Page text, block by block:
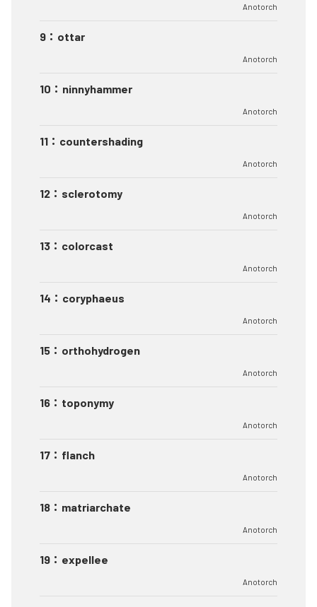
Anotorch
9 ： ottar
Anotorch
10 ： ninnyhammer
Anotorch
11 ： countershading
Anotorch
12 ： sclerotomy
Anotorch
13 ： colorcast
Anotorch
14 ： coryphaeus
Anotorch
15 ： orthohydrogen
Anotorch
16 ： toponymy
Anotorch
17 ： flanch
Anotorch
18 ： matriarchate
Anotorch
19 ： expellee
Anotorch